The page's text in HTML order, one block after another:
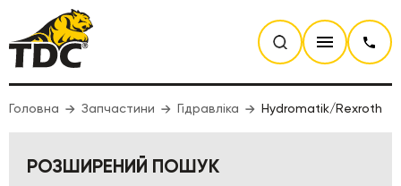
Головна Запчастини Гідравліка Hydromatik/Rexroth
РОЗШИРЕНИЙ ПОШУК